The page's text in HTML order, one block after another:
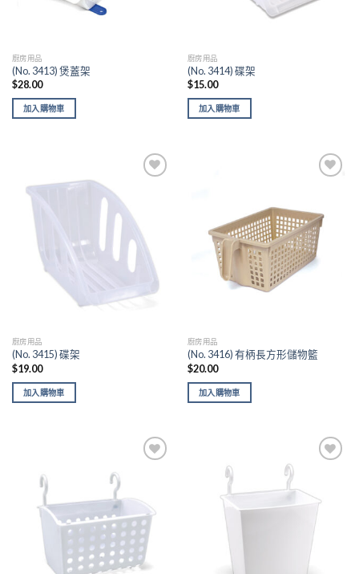
廚房用品
(No. 3413) 煲蓋架
$28.00
加入購物車
廚房用品
(No. 3414) 碟架
$15.00
加入購物車
廚房用品
(No. 3415) 碟架
$19.00
加入購物車
廚房用品
(No. 3416) 有柄長方形儲物籃
$20.00
加入購物車